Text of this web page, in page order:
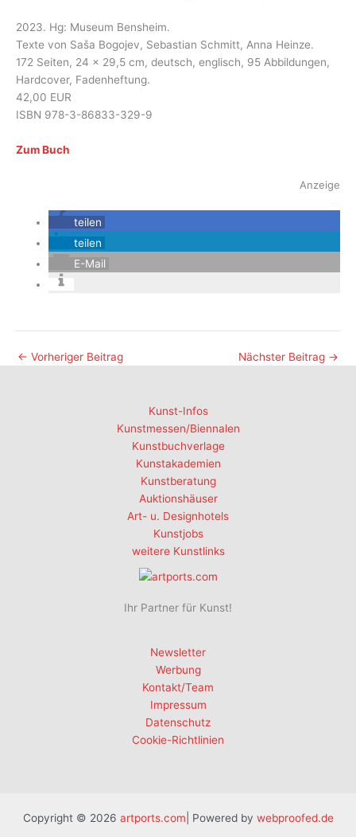
2023. Hg: Museum Bensheim.
Texte von Saša Bogojev, Sebastian Schmitt, Anna Heinze.
172 Seiten, 24 x 29,5 cm, deutsch, englisch, 95 Abbildungen,
Hardcover, Fadenheftung.
42,00 EUR
ISBN 978-3-86833-329-9
Zum Buch
Anzeige
teilen
teilen
E-Mail
← Vorheriger Beitrag Nächster Beitrag →
Kunst-Infos
Kunstmessen/Biennalen
Kunstbuchverlage
Kunstakademien
Kunstberatung
Auktionshäuser
Art- u. Designhotels
Kunstjobs
weitere Kunstlinks
Ihr Partner für Kunst!
Newsletter
Werbung
Kontakt/Team
Impressum
Datenschutz
Cookie-Richtlinien
Copyright © 2026 artports.com | Powered by webproofed.de